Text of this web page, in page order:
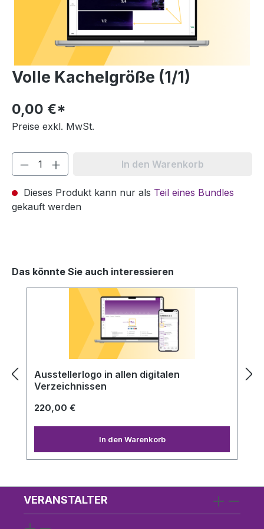
Volle Kachelgröße (1/1)
0,00 €*
Preise exkl. MwSt.
In den Warenkorb
Dieses Produkt kann nur als Teil eines Bundles
gekauft werden
Das könnte Sie auch interessieren
Produktgalerie überspringen
Ausstellerlogo in allen digitalen
Verzeichnissen
220,00 €
In den Warenkorb
VERANSTALTER